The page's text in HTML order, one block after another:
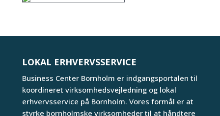
LOKAL ERHVERVSSERVICE
Business Center Bornholm er indgangsportalen til
koordineret virksomhedsvejledning og lokal
erhvervsservice på Bornholm. Vores formål er at
styrke bornholmske virksomheder til at håndtere